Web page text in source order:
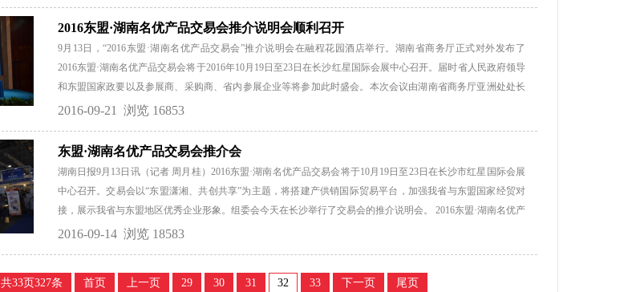
沙市政协副主席龚振湘相继致辞。随后本届论坛开始进行。世界批发市场联合会秘书长玛利亚·卡维特介绍嘉宾
2016东盟·湖南名优产品交易会推介说明会顺利召开
9月13日，“2016东盟·湖南名优产品交易会”推介说明会在融程花园酒店举行。湖南省商务厅正式对外发布了
2016东盟·湖南名优产品交易会将于2016年10月19日至23日在长沙红星国际会展中心召开。届时省人民政府领导
和东盟国家政要以及参展商、采购商、省内参展企业等将参加此时盛会。本次会议由湖南省商务厅亚洲处处长
陈大扬 主持。 本次大会以“东盟·潇湘，共创·共享”为主题的2016东盟·湖南名优产品交易会是经湖南省人民政府
处、长沙国家高新技术开发产业区管委会、长沙县人民政府、马来西亚中国丝路商会、印度尼西亚湖南商会、
2016-09-21 浏览 16853
东盟·湖南名优产品交易会推介会
湖南日报9月13日讯（记者 周月桂）2016东盟·湖南名优产品交易会将于10月19日至23日在长沙市红星国际会展
中心召开。交易会以“东盟潇湘、共创共享”为主题，将搭建产供销国际贸易平台，加强我省与东盟国家经贸对
接，展示我省与东盟地区优秀企业形象。组委会今天在长沙举行了交易会的推介说明会。 2016东盟·湖南名优产
品交易会由省商务厅主办，雨花区政府及湖南红星国际展览有限公司承办。东盟国家最高级别经贸团将首次来
次交易会已邀请到马来西亚、泰国、老挝、越南、柬埔寨、印尼等多个东盟国家参会参展，其中马来西亚将在
2016-09-14 浏览 18583
共33页327条 首页 上一页 29 30 31 32 33 下一页 尾页